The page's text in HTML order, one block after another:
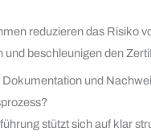
reduzieren das Risiko
und beschleunigen den
Dokumentation und
stützt sich auf klar